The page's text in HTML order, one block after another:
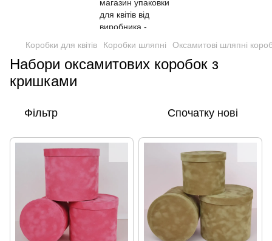
Коробки для квітів Коробки шляпні Оксамитові шляпні
Набори оксамитових коробок з
кришками
Фільтр Спочатку нові